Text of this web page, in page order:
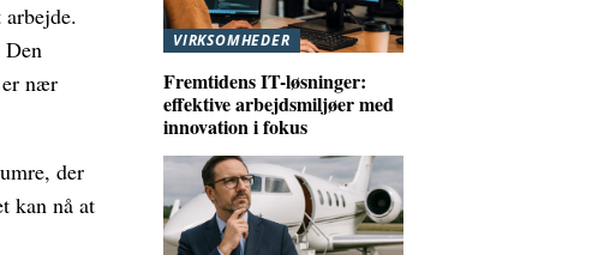
Den
nær
der
kan nå at
VIRKSOMHEDER
Fremtidens IT-løsninger:
effektive arbejdsmiljøer med
innovation i fokus